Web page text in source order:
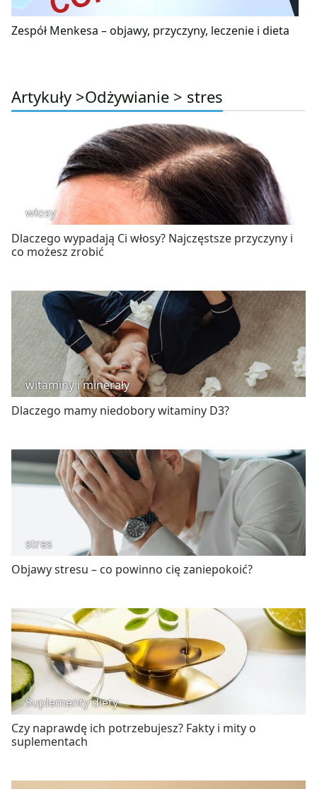
Zespół Menkesa – objawy, przyczyny, leczenie i dieta
Artykuły >Odżywianie > stres
włosy
Dlaczego wypadają Ci włosy? Najczęstsze przyczyny i
co możesz zrobić
witaminy i minerały
Dlaczego mamy niedobory witaminy D3?
stres
Objawy stresu – co powinno cię zaniepokoić?
Suplementy diety
Czy naprawdę ich potrzebujesz? Fakty i mity o
suplementach